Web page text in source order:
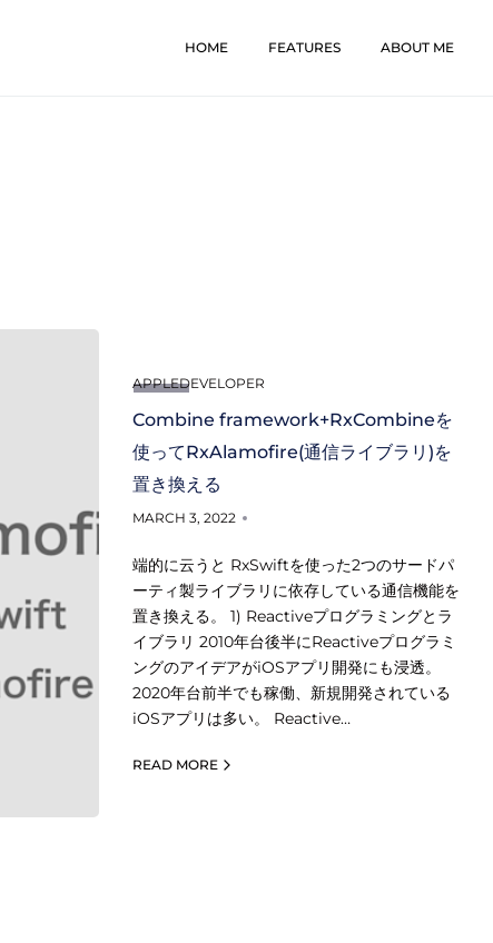
HOME FEATURES ABOUT ME
APPLEDEVELOPER
Combine framework+RxCombineを
使ってRxAlamofire(通信ライブラリ)を
置き換える
MARCH 3, 2022
端的に云うと RxSwiftを使った2つのサードパ
ーティ製ライブラリに依存している通信機能を
置き換える。 1) Reactiveプログラミングとラ
イブラリ 2010年台後半にReactiveプログラミ
ングのアイデアがiOSアプリ開発にも浸透。
2020年台前半でも稼働、新規開発されている
iOSアプリは多い。 Reactive…
READ MORE